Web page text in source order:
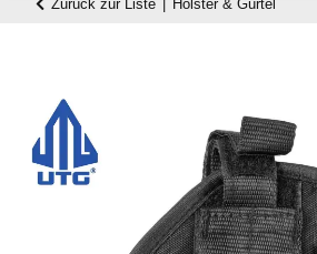
Zurück zur Liste Holster & Gürtel